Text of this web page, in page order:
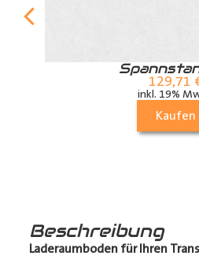
129,71
inkl. 19%
Kaufen
Beschreibung
Laderaumboden für Ihren